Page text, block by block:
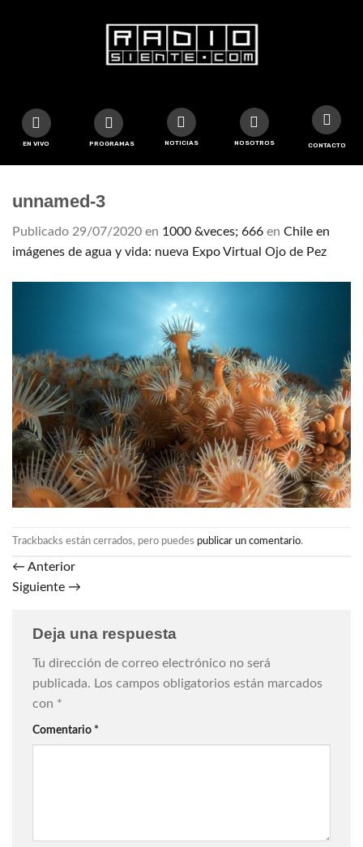
EN VIVO PROGRAMAS NOTICIAS NOSOTROS CONTACTO
unnamed-3
Publicado 29/07/2020 en 1000 &veces; 666 en Chile en
imágenes de agua y vida: nueva Expo Virtual Ojo de Pez
Trackbacks están cerrados, pero puedes publicar un comentario.
← Anterior
Siguiente →
Deja una respuesta
Tu dirección de correo electrónico no será
publicada. Los campos obligatorios están marcados
con *
Comentario *